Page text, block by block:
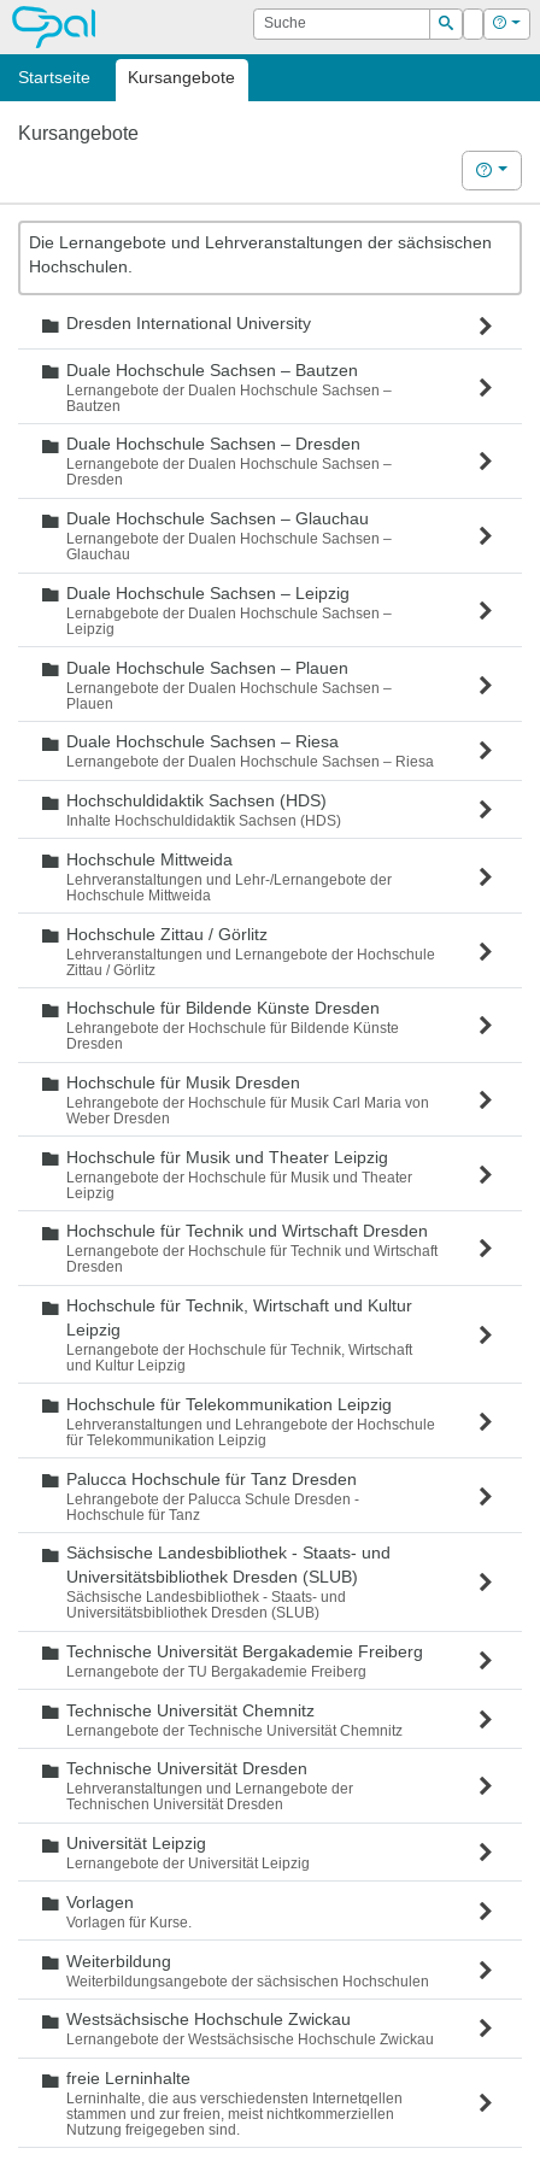
OPAL Suche
Suchen
Login Hilfe
Startseite Kursangebote
Kursangebote
Hilfe
Die Lernangebote und Lehrveranstaltungen der sächsischen
Hochschulen.
Ordner
Dresden International University
Ordner
Duale Hochschule Sachsen – Bautzen
Lernangebote der Dualen Hochschule Sachsen –
Bautzen
Ordner
Duale Hochschule Sachsen – Dresden
Lernangebote der Dualen Hochschule Sachsen –
Dresden
Ordner
Duale Hochschule Sachsen – Glauchau
Lernangebote der Dualen Hochschule Sachsen –
Glauchau
Ordner
Duale Hochschule Sachsen – Leipzig
Lernabgebote der Dualen Hochschule Sachsen –
Leipzig
Ordner
Duale Hochschule Sachsen – Plauen
Lernangebote der Dualen Hochschule Sachsen –
Plauen
Ordner
Duale Hochschule Sachsen – Riesa
Lernangebote der Dualen Hochschule Sachsen – Riesa
Ordner
Hochschuldidaktik Sachsen (HDS)
Inhalte Hochschuldidaktik Sachsen (HDS)
Ordner
Hochschule Mittweida
Lehrveranstaltungen und Lehr-/Lernangebote der
Hochschule Mittweida
Ordner
Hochschule Zittau / Görlitz
Lehrveranstaltungen und Lernangebote der Hochschule
Zittau / Görlitz
Ordner
Hochschule für Bildende Künste Dresden
Lehrangebote der Hochschule für Bildende Künste
Dresden
Ordner
Hochschule für Musik Dresden
Lehrangebote der Hochschule für Musik Carl Maria von
Weber Dresden
Ordner
Hochschule für Musik und Theater Leipzig
Lernangebote der Hochschule für Musik und Theater
Leipzig
Ordner
Hochschule für Technik und Wirtschaft Dresden
Lernangebote der Hochschule für Technik und Wirtschaft
Dresden
Ordner
Hochschule für Technik, Wirtschaft und Kultur
Leipzig
Lernangebote der Hochschule für Technik, Wirtschaft
und Kultur Leipzig
Ordner
Hochschule für Telekommunikation Leipzig
Lehrveranstaltungen und Lehrangebote der Hochschule
für Telekommunikation Leipzig
Ordner
Palucca Hochschule für Tanz Dresden
Lehrangebote der Palucca Schule Dresden -
Hochschule für Tanz
Ordner
Sächsische Landesbibliothek - Staats- und
Universitätsbibliothek Dresden (SLUB)
Sächsische Landesbibliothek - Staats- und
Universitätsbibliothek Dresden (SLUB)
Ordner
Technische Universität Bergakademie Freiberg
Lernangebote der TU Bergakademie Freiberg
Ordner
Technische Universität Chemnitz
Lernangebote der Technische Universität Chemnitz
Ordner
Technische Universität Dresden
Lehrveranstaltungen und Lernangebote der
Technischen Universität Dresden
Ordner
Universität Leipzig
Lernangebote der Universität Leipzig
Ordner
Vorlagen
Vorlagen für Kurse.
Ordner
Weiterbildung
Weiterbildungsangebote der sächsischen Hochschulen
Ordner
Westsächsische Hochschule Zwickau
Lernangebote der Westsächsische Hochschule Zwickau
Ordner
freie Lerninhalte
Lerninhalte, die aus verschiedensten Internetqellen
stammen und zur freien, meist nichtkommerziellen
Nutzung freigegeben sind.